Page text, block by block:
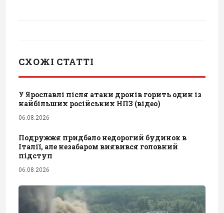
СХОЖІ СТАТТІ
У Ярославлі після атаки дронів горить один із
найбільших російських НПЗ (відео)
06.08.2026
Подружжя придбало недорогий будинок в
Італії, але незабаром виявився головний
підступ
06.08.2026